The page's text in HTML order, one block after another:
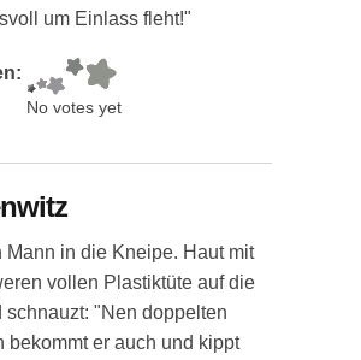
um Einlass fleht!"
No votes yet
Mann in die Kneipe. Haut mit
vollen Plastiktüte auf die
schnauzt: "Nen doppelten
bekommt er auch und kippt